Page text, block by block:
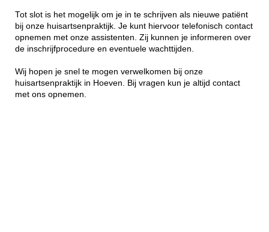
Tot slot is het mogelijk om je in te schrijven als nieuwe patiënt
bij onze huisartsenpraktijk. Je kunt hiervoor telefonisch contact
opnemen met onze assistenten. Zij kunnen je informeren over
de inschrijfprocedure en eventuele wachttijden.
Wij hopen je snel te mogen verwelkomen bij onze
huisartsenpraktijk in Hoeven. Bij vragen kun je altijd contact
met ons opnemen.